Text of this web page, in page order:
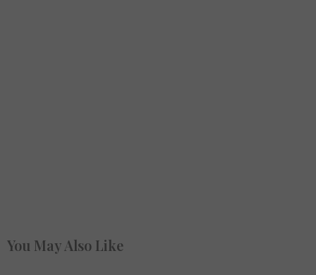
You May Also Like